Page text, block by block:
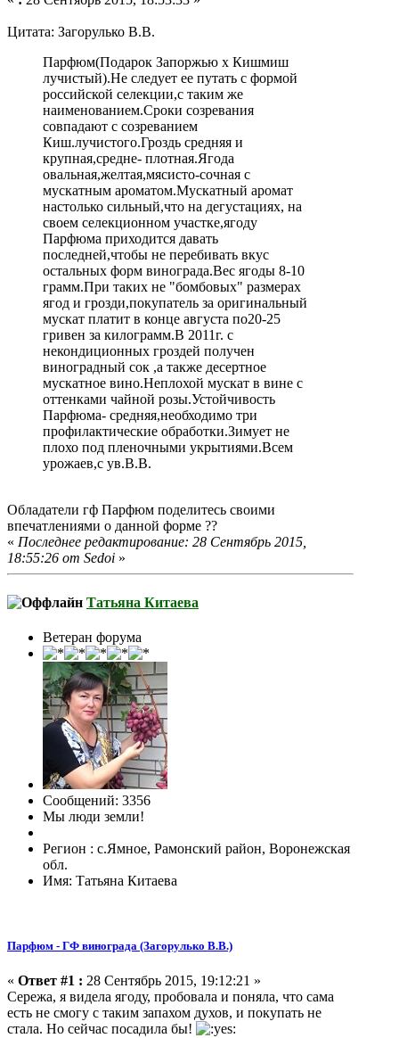
Цитата: Загорулько В.В.
Парфюм(Подарок Запоржью х Кишмиш
лучистый).Не следует ее путать с формой
российской селекции,с таким же
наименованием.Сроки созревания
совпадают с созреванием
Киш.лучистого.Гроздь средняя и
крупная,средне- плотная.Ягода
овальная,желтая,мясисто-сочная с
мускатным ароматом.Мускатный аромат
настолько сильный,что на дегустациях, на
своем селекционном участке,ягоду
Парфюма приходится давать
последней,чтобы не перебивать вкус
остальных форм винограда.Вес ягоды 8-10
грамм.При таких не "бомбовых" размерах
ягод и грозди,покупатель за оригинальный
мускат платит в конце августа по20-25
гривен за килограмм.В 2011г. с
некондиционных гроздей получен
виноградный сок ,а также десертное
мускатное вино.Неплохой мускат в вине с
оттенками чайной розы.Устойчивость
Парфюма- средняя,необходимо три
профилактические обработки.Зимует не
плохо под пленочными укрытиями.Всем
урожаев,с ув.В.В.
Обладатели гф Парфюм поделитесь своими
впечатлениями о данной форме ??
« Последнее редактирование: 28 Сентябрь 2015,
18:55:26 от Sedoi »
Татьяна Китаева
Ветеран форума
Сообщений: 3356
Мы люди земли!
Регион : с.Ямное, Рамонский район, Воронежская
обл.
Имя: Татьяна Китаева
Парфюм - ГФ винограда (Загорулько В.В.)
« Ответ #1 : 28 Сентябрь 2015, 19:12:21 »
Сережа, я видела ягоду, пробовала и поняла, что сама
есть не смогу с таким запахом духов, и покупать не
стала. Но сейчас посадила бы!